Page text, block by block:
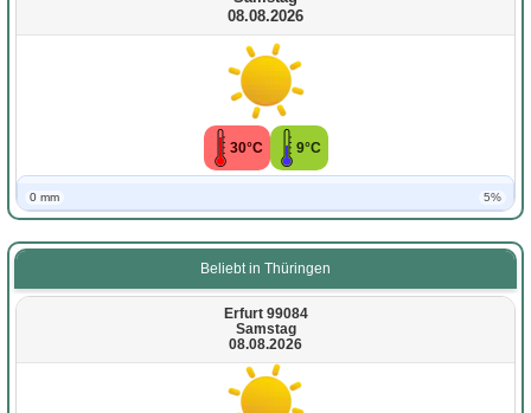
08.08.2026
30°C 9°C
0 mm 5%
Beliebt in Thüringen
Erfurt 99084
Samstag
08.08.2026